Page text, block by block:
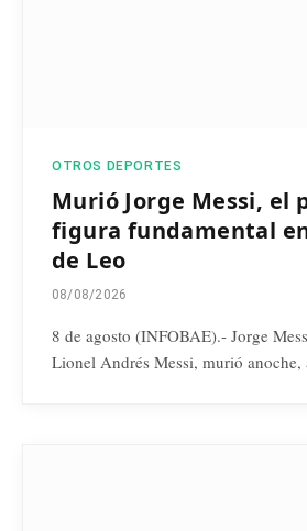
OTROS DEPORTES
Murió Jorge Messi, el
figura fundamental
de Leo
08/08/2026
8 de agosto (INFOBAE).- Jorge
Lionel Andrés Messi, murió